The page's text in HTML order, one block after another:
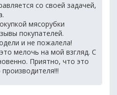
со своей задачей,
мясорубки
покупателей.
и не пожалела!
мелочь на мой взгляд. С
Приятно, что это